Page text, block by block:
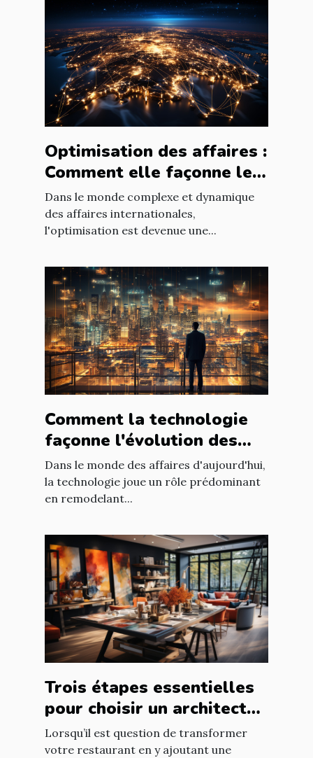
Optimisation des affaires :
Comment elle façonne le
paysage économique
international
Dans le monde complexe et dynamique
des affaires internationales,
l'optimisation est devenue une...
Comment la technologie
façonne l'évolution des
entreprises
Dans le monde des affaires d'aujourd'hui,
la technologie joue un rôle prédominant
en remodelant...
Trois étapes essentielles
pour choisir un architecte
d’intérieur
Lorsqu’il est question de transformer
votre restaurant en y ajoutant une